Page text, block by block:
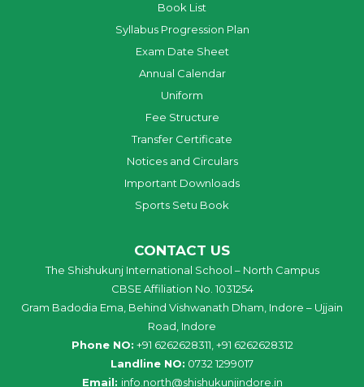
Book List
Syllabus Progression Plan
Exam Date Sheet
Annual Calendar
Uniform
Fee Structure
Transfer Certificate
Notices and Circulars
Important Downloads
Sports Setu Book
CONTACT US
The Shishukunj International School – North Campus
CBSE Affiliation No. 1031254
Gram Badodia Ema, Behind Vishwanath Dham, Indore – Ujjain
Road, Indore
Phone NO: +91 6262628311, +91 6262628312
Landline NO: 0732 1299017
Email: info.north@shishukunjindore.in